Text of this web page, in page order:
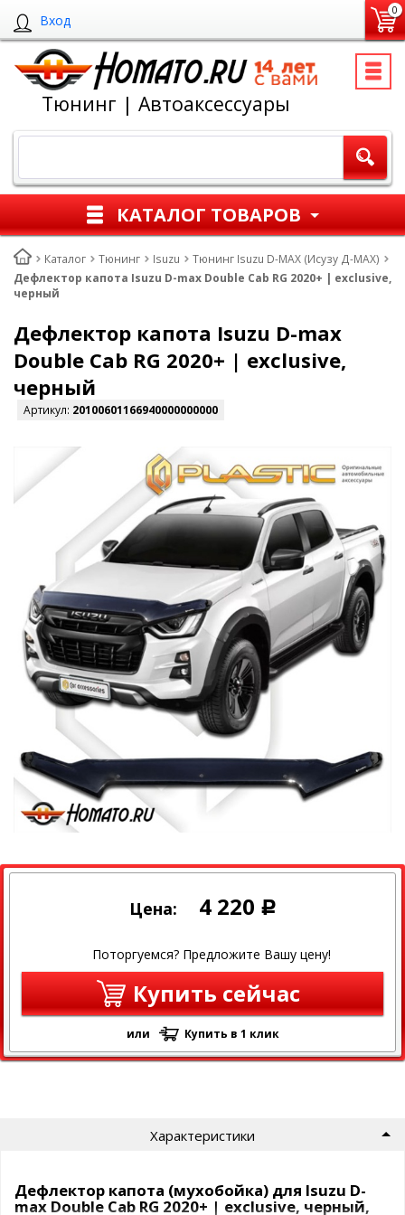
Вход
0
Тюнинг | Автоаксессуары
КАТАЛОГ ТОВАРОВ
Каталог Тюнинг Isuzu
Тюнинг Isuzu D-MAX (Исузу Д-МАХ)
Дефлектор капота Isuzu D-max Double Cab RG 2020+ | exclusive,
черный
Дефлектор капота Isuzu D-max
Double Cab RG 2020+ | exclusive,
черный
Артикул: 20100601166940000000000
Цена: 4 220 Р
Поторгуемся? Предложите Вашу цену!
Купить сейчас
или Купить в 1 клик
Характеристики
Дефлектор капота (мухобойка) для Isuzu D-
max Double Cab RG 2020+ | exclusive, черный,